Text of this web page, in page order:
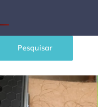
Pesquisar